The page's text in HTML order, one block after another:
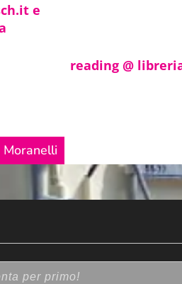
e
reading @
Moranelli